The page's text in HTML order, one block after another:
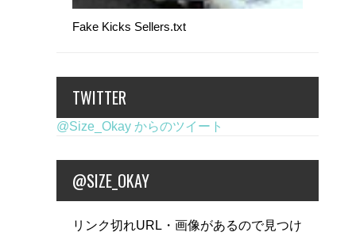
Fake Kicks Sellers.txt
TWITTER
@Size_Okay からのツイート
@SIZE_OKAY
リンク切れURL・画像があるので見つけ